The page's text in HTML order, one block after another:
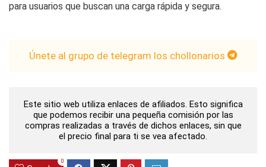
para usuarios que buscan una carga rápida y segura.
Únete al grupo de telegram los chollonarios
Este sitio web utiliza enlaces de afiliados. Esto significa
que podemos recibir una pequeña comisión por las
compras realizadas a través de dichos enlaces, sin que
el precio final para ti se vea afectado.
0